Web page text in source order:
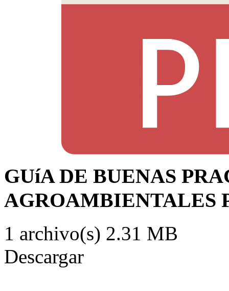
GUíA DE BUENAS
AGROAMBIENTALES
1 archivo(s) 2.31 MB
Descargar